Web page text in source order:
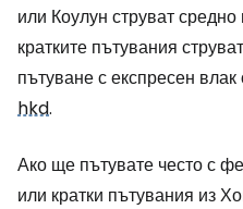
или Коулун струват
кратките пътувания
пътуване с експресен
hkd.
Ако ще пътувате често с
или кратки пътувания из